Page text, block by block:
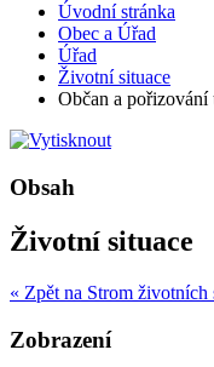
Úvodní stránka
Obec a Úřad
Úřad
Životní situace
Občan a pořizování
Obsah
Životní situace
« Zpět na Strom životních
Zobrazení